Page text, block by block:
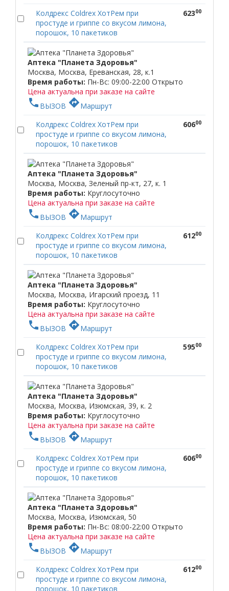
Колдрекс Coldrex ХотРем при
простуде и гриппе со вкусом лимона,
порошок, 10 пакетиков
62300
Аптека "Планета Здоровья"
Москва, Москва, Ереванская, 28, к.1
Время работы: Пн-Вс: 09:00-22:00 Открыто
Цена актуальна при заказе на сайте
phone ВЫЗОВ directionsМаршрут
Колдрекс Coldrex ХотРем при
простуде и гриппе со вкусом лимона,
порошок, 10 пакетиков
60600
Аптека "Планета Здоровья"
Москва, Москва, Зеленый пр-кт, 27, к. 1
Время работы: Круглосуточно
Цена актуальна при заказе на сайте
phone ВЫЗОВ directionsМаршрут
Колдрекс Coldrex ХотРем при
простуде и гриппе со вкусом лимона,
порошок, 10 пакетиков
61200
Аптека "Планета Здоровья"
Москва, Москва, Игарский проезд, 11
Время работы: Круглосуточно
Цена актуальна при заказе на сайте
phone ВЫЗОВ directionsМаршрут
Колдрекс Coldrex ХотРем при
простуде и гриппе со вкусом лимона,
порошок, 10 пакетиков
59500
Аптека "Планета Здоровья"
Москва, Москва, Изюмская, 39, к. 2
Время работы: Круглосуточно
Цена актуальна при заказе на сайте
phone ВЫЗОВ directionsМаршрут
Колдрекс Coldrex ХотРем при
простуде и гриппе со вкусом лимона,
порошок, 10 пакетиков
60600
Аптека "Планета Здоровья"
Москва, Москва, Изюмская, 50
Время работы: Пн-Вс: 08:00-22:00 Открыто
Цена актуальна при заказе на сайте
phone ВЫЗОВ directionsМаршрут
Колдрекс Coldrex ХотРем при
простуде и гриппе со вкусом лимона,
порошок, 10 пакетиков
61200